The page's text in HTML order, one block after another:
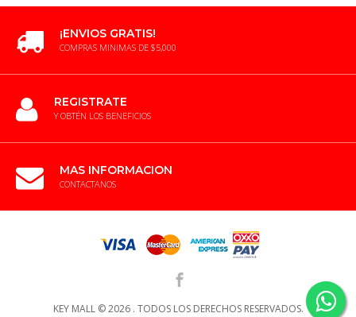
¡ENVIOS GRATIS!
COMPRAS MINIMAS DE $5,000
REGISTRATE
Y OBTÉN LOS BENEFICIOS
MAS INFORMACION
CONTACTANOS
KEY MALL ©2026 . TODOS LOS DERECHOS RESERVADOS.